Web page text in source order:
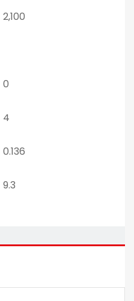
2,100
0
4
0.136
9.3